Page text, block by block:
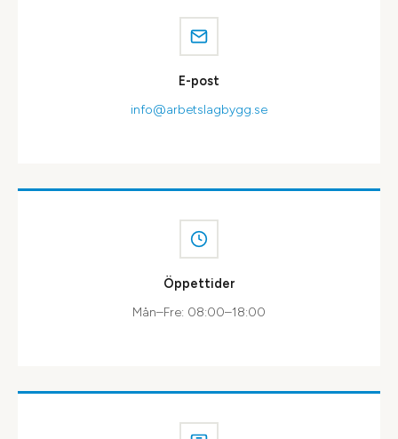
E-post
info@arbetslagbygg.se
Öppettider
Mån–Fre: 08:00–18:00